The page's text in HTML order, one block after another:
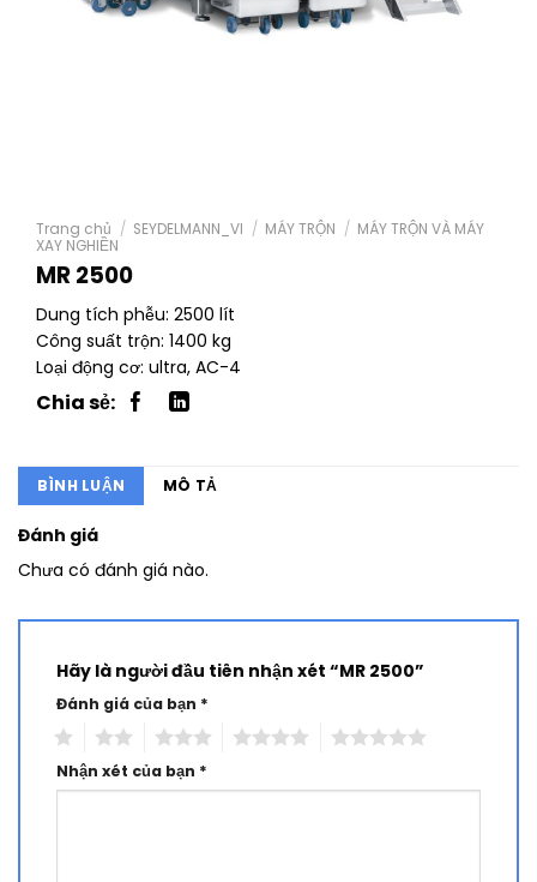
Trang chủ / SEYDELMANN_VI / MÁY TRỘN / MÁY TRỘN VÀ MÁY
XAY NGHIỀN
MR 2500
Dung tích phễu: 2500 lít
Công suất trộn: 1400 kg
Loại động cơ: ultra, AC-4
BÌNH LUẬN MÔ TẢ
Đánh giá
Chưa có đánh giá nào.
Hãy là người đầu tiên nhận xét “MR 2500”
Đánh giá của bạn *
Nhận xét của bạn *